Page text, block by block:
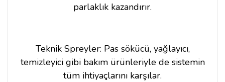
parlaklık kazandırır.
Teknik Spreyler: Pas sökücü, yağlayıcı,
temizleyici gibi bakım ürünleriyle de sistemin
tüm ihtiyaçlarını karşılar.